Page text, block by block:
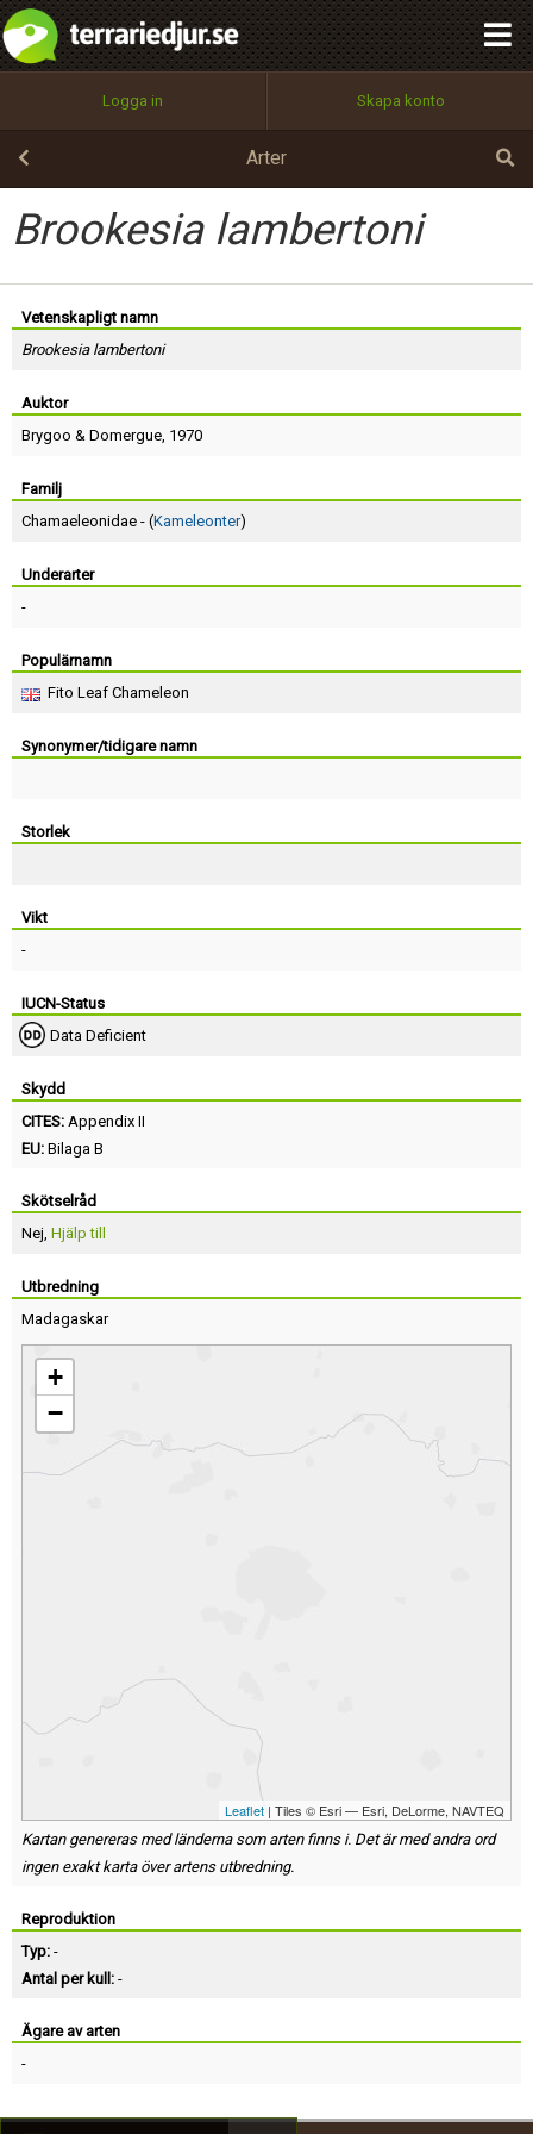
Logga in Skapa konto
Arter
Brookesia lambertoni
Vetenskapligt namn
Brookesia lambertoni
Auktor
Brygoo & Domergue, 1970
Familj
Chamaeleonidae - (Kameleonter)
Underarter
-
Populärnamn
Fito Leaf Chameleon
Synonymer/tidigare namn
Storlek
Vikt
-
IUCN-Status
Data Deficient
Skydd
CITES: Appendix II
EU: Bilaga B
Skötselråd
Nej, Hjälp till
Utbredning
Madagaskar
+
−
Leaflet | Tiles © Esri — Esri, DeLorme, NAVTEQ
Kartan genereras med länderna som arten finns i. Det är med andra ord
ingen exakt karta över artens utbredning.
Reproduktion
Typ: -
Antal per kull: -
Ägare av arten
-
Utför
100%
OK
integritetspolicy
Namn:
Epost:
Lösenord:
Terms of Service
Skapa konto
Begär nytt lösenord
Tillbaka till förstasidan